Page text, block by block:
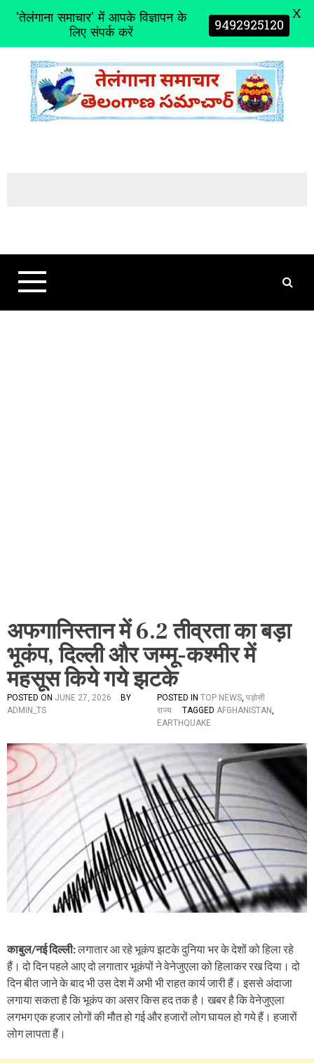
t
अफगानिस्तान में 6.2 तीव्रता का बड़ा
भूकंप, दिल्ली और जम्मू-कश्मीर में
महसूस किये गये झटके
POSTED ON JUNE 27, 2026
BY
ADMIN_TS
POSTED IN TOP NEWS, पड़ोसी
राज्य
TAGGED AFGHANISTAN,
EARTHQUAKE
काबुल/नई दिल्ली:लगातार आ रहे भूकंप झटके दुनिया भर के देशों को हिला रहे
हैं। दो दिन पहले आए दो लगातार भूकंपों ने वेनेजुएला को हिलाकर रख दिया। दो
दिन बीत जाने के बाद भी उस देश में अभी भी राहत कार्य जारी हैं। इससे अंदाजा
लगाया सकता है कि भूकंप का असर किस हद तक है। खबर है कि वेनेजुएला
लगभग एक हजार लोगों की मौत हो गई और हजारों लोग घायल हो गये हैं। हजारों
लोग लापता हैं।
'तेलंगाना समाचार' में आपके विज्ञापन के
लिए संपर्क करें 9492925120 X